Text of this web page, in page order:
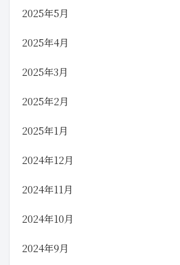
2025年5月
2025年4月
2025年3月
2025年2月
2025年1月
2024年12月
2024年11月
2024年10月
2024年9月